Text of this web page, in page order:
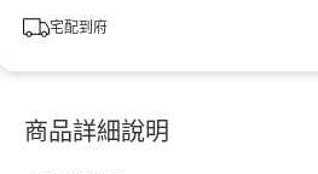
宅配到府
商品詳細說明